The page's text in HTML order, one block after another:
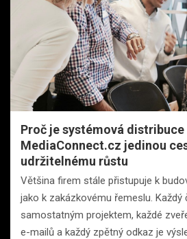
Proč je systémová
MediaConnect.cz jedinou
udržitelnému růstu
Většina firem stále přistupuje k
jako k zakázkovému řemeslu. Každý
samostatným projektem, každé
e-mailů a každý zpětný odkaz je